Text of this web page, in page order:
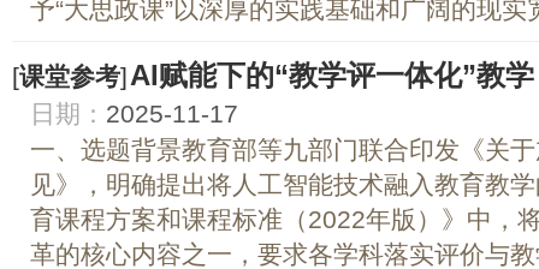
予“大思政课”以深厚的实践基础和广阔的现实
[课堂参考]AI赋能下的“教学评一体化”教学
日期： 2025-11-17
一、选题背景教育部等九部门联合印发《关
见》，明确提出将人工智能技术融入教育教
育课程方案和课程标准（2022年版）》中，
革的核心内容之一，要求各学科落实评价与